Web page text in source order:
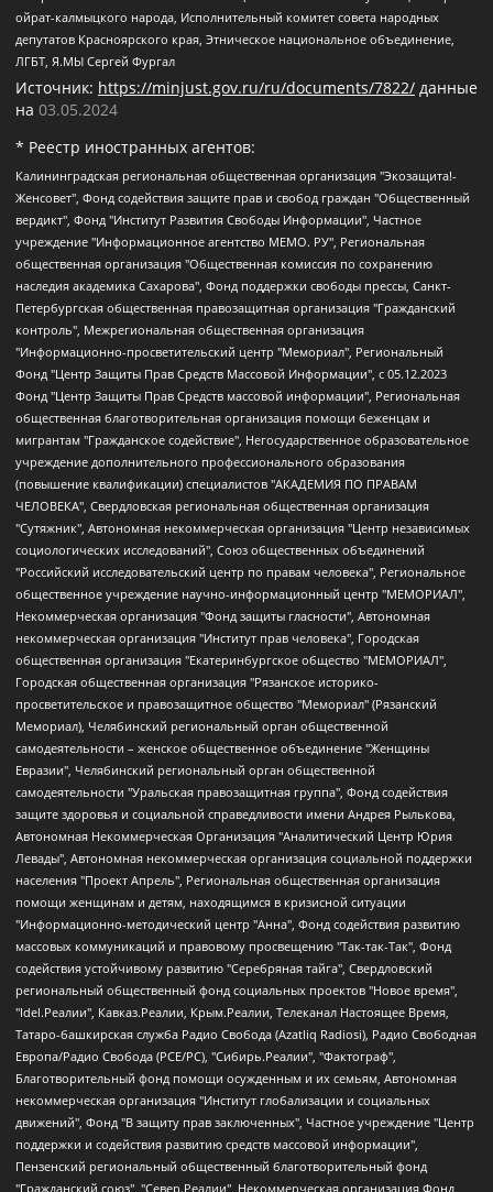
ойрат-калмыцкого народа, Исполнительный комитет совета народных
депутатов Красноярского края, Этническое национальное объединение,
ЛГБТ, Я.МЫ Сергей Фургал
Источник: https://minjust.gov.ru/ru/documents/7822/ данные
на 03.05.2024
* Реестр иностранных агентов:
Калининградская региональная общественная организация "Экозащита!-Женсовет", Фонд содействия защите прав и свобод граждан "Общественный вердикт", Фонд "Институт Развития Свободы Информации", Частное учреждение "Информационное агентство МЕМО. РУ", Региональная общественная организация "Общественная комиссия по сохранению наследия академика Сахарова", Фонд поддержки свободы прессы, Санкт-Петербургская общественная правозащитная организация "Гражданский контроль", Межрегиональная общественная организация "Информационно-просветительский центр "Мемориал", Региональный Фонд "Центр Защиты Прав Средств Массовой Информации", с 05.12.2023 Фонд "Центр Защиты Прав Средств массовой информации", Региональная общественная благотворительная организация помощи беженцам и мигрантам "Гражданское содействие", Негосударственное образовательное учреждение дополнительного профессионального образования (повышение квалификации) специалистов "АКАДЕМИЯ ПО ПРАВАМ ЧЕЛОВЕКА", Свердловская региональная общественная организация "Сутяжник", Автономная некоммерческая организация "Центр независимых социологических исследований", Союз общественных объединений "Российский исследовательский центр по правам человека", Региональное общественное учреждение научно-информационный центр "МЕМОРИАЛ", Некоммерческая организация "Фонд защиты гласности", Автономная некоммерческая организация "Институт прав человека", Городская общественная организация "Екатеринбургское общество "МЕМОРИАЛ", Городская общественная организация "Рязанское историко-просветительское и правозащитное общество "Мемориал" (Рязанский Мемориал), Челябинский региональный орган общественной самодеятельности – женское общественное объединение "Женщины Евразии", Челябинский региональный орган общественной самодеятельности "Уральская правозащитная группа", Фонд содействия защите здоровья и социальной справедливости имени Андрея Рылькова, Автономная Некоммерческая Организация "Аналитический Центр Юрия Левады", Автономная некоммерческая организация социальной поддержки населения "Проект Апрель", Региональная общественная организация помощи женщинам и детям, находящимся в кризисной ситуации "Информационно-методический центр "Анна", Фонд содействия развитию массовых коммуникаций и правовому просвещению "Так-так-Так", Фонд содействия устойчивому развитию "Серебряная тайга", Свердловский региональный общественный фонд социальных проектов "Новое время", "Idel.Реалии", Кавказ.Реалии, Крым.Реалии, Телеканал Настоящее Время, Татаро-башкирская служба Радио Свобода (Azatliq Radiosi), Радио Свободная Европа/Радио Свобода (PCE/PC), "Сибирь.Реалии", "Фактограф", Благотворительный фонд помощи осужденным и их семьям, Автономная некоммерческая организация "Институт глобализации и социальных движений", Фонд "В защиту прав заключенных", Частное учреждение "Центр поддержки и содействия развитию средств массовой информации", Пензенский региональный общественный благотворительный фонд "Гражданский союз", "Север.Реалии", Некоммерческая организация Фонд "Правовая инициатива", Общество с ограниченной ответственностью "Радио Свободная Европа/Радио Свобода", Чешское информационное агентство "MEDIUM-ORIENT", Красноярская региональная общественная организация "Мы против СПИДа", Камалягин Денис Николаевич, Маркелов Сергей Евгеньевич, Пономарев Лев Александрович, Савицкая Людмила Алексеевна, Автономная некоммерческая организация "Центр по работе с проблемой насилия "НАСИЛИЮ.НЕТ", Межрегиональный профессиональный союз работников здравоохранения "Альянс врачей", Юридическое лицо, зарегистрированное в Латвийской Республике, SIA "Medusa Project" (регистрационный номер 40103797863, дата регистрации 10.06.2014), Некоммерческая организация "Фонд по борьбе с коррупцией", Автономная некоммерческая организация "Институт права и публичной политики", Баданин Роман Сергеевич, Гликин Максим Александрович, Железнова Мария Михайловна, Лукьянова Юлия Сергеевна, Маетная Елизавета Витальевна, Маняхин Петр Борисович, Чуракова Ольга Владимировна, Ярош Юлия Петровна, Юридическое лицо "The Insider SIA", зарегистрированное в Риге, Латвийская Республика (дата регистрации 26.06.2015), являющееся администратором доменного имени интернет-издания "The Insider SIA", https://theins.ru, Постернак Алексей Евгеньевич, Рубин Михаил Аркадьевич, Анин Роман Александрович, Юридическое лицо Istories fonds, зарегистрированное в Латвийской Республике (регистрационный номер 50008295751, дата регистрации 24.02.2020), Великовский Дмитрий Александрович, Долинина Ирина Николаевна, Мароховская Алеся Алексеевна, Шлейнов Роман Юрьевич, Шмагун Олеся Валентиновна, Общество с ограниченной ответственностью "Альтаир 2021", Общество с ограниченной ответственностью "Вега 2021", Общество с ограниченной ответственностью "Главный редактор 2021", Общество с ограниченной ответственностью "Ромашки монолит", Важенков Артем Валерьевич, Ивановская областная общественная организация "Центр гендерных исследований", Гурман Юрий Альбертович, Медиапроект "ОВД-Инфо", Егоров Владимир Владимирович, Жилинский Владимир Александрович, Общество с ограниченной ответственностью "ЗП", Иванова София Юрьевна, Карезина Инна Павловна, Кильтау Екатерина Викторовна, Петров Алексей Викторович, Пискунов Сергей Евгеньевич, Смирнов Сергей Сергеевич, Тихонов Михаил Сергеевич, Общество с ограниченной ответственностью "ЖУРНАЛИСТ-ИНОСТРАННЫЙ АГЕНТ", Арапова Галина Юрьевна, Вольтская Татьяна Анатольевна, Американская компания "Mason G.E.S. Anonymous Foundation" (США), являющаяся владельцем интернет-издания https://mnews.world/, Компания "Stichting Bellingcat", зарегистрированная в Нидерландах (дата регистрации 11.07.2018), Захаров Андрей Вячеславович, Клепиковская Екатерина Дмитриевна, Общество с ограниченной ответственностью "МЕМО", Перл Роман Александрович, Симонов Евгений Алексеевич, Соловьева Елена Анатольевна, Сотников Даниил Владимирович, Сурначева Елизавета Дмитриевна, Автономная некоммерческая организация по защите прав человека и информированию населения "Якутия – Наше Мнение", Общество с ограниченной ответственностью "Москоу диджитал медиа", с 26.01.2023 Общество с ограниченной ответственностью "Чайка Белые сады", Ветошкина Валерия Валерьевна, Заговора Максим Александрович, Межрегиональное общественное движение "Российская ЛГБТ - сеть", Оленичев Максим Владимирович, Павлов Иван Юрьевич, Скворцова Елена Сергеевна, Общество с ограниченной ответственностью "Как бы инагент", Кочетков Игорь Викторович, Общество с ограниченной ответственностью "Честные выборы", Еланчик Олег Александрович, Общество с ограниченной ответственностью "Нобелевский призыв", Гималова Регина Эмилевна, Григорьев Андрей Валерьевич, Григорьева Алина Александровна, Ассоциация по содействию защите прав призывников, альтернативнослужащих и военнослужащих "Правозащитная группа "Гражданин.Армия.Право", Хисамова Регина Фаритовна, Автономная некоммерческая организация по реализации социально-правовых программ "Лилит", Дальневосточное общественное движение "Маяк", Санкт-Петербургская ЛГБТ-инициативная группа "Выход", Инициативная группа ЛГБТ+ "Реверс", Алексеев Андрей Викторович, Бекбулатова Таисия Львовна, Беляев Иван Михайлович, Владыкина Елена Сергеевна, Гельман Марат Александрович, Никульшина Вероника Юрьевна, Толоконникова Надежда Андреевна, Шендерович Виктор Анатольевич, Общество с ограниченной ответственностью "Данное сообщение", Общество с ограниченной ответственностью Издательский дом "Новая глава", Айнбиндер Александра Александровна, Московский комьюнити-центр для ЛГБТ+инициатив, Благотворительный фонд развития филантропии, Deutsche Welle (Германия, Kurt-Schumacher-Strasse 3, 53113 Bonn), Борзунова Мария Михайловна, Воробьев Виктор Викторович, Голубева Анна Львовна, Константинова Алла Михайловна, Малкова Ирина Владимировна, Мурадов Мурад Абдулгалимович, Осетинская Елизавета Николаевна, Понасенков Евгений Николаевич, Ганапольский Матвей Юрьевич, Киселев Евгений Алексеевич, Борухович Ирина Григорьевна, Дремин Иван Тимофеевич, Дубровский Дмитрий Викторович, Красноярская региональная общественная организация поддержки и развития альтернативных образовательных технологий и межкультурных коммуникаций "ИНТЕРРА", Маяковская Екатерина Алексеевна, Фейгин Марк Захарович, Филимонов Андрей Викторович, Дзугкоева Регина Николаевна, Доброхотов Роман Александрович, Дудь Юрий Александрович, Елкин Сергей Владимирович, Кругликов Кирилл Игоревич, Сабунаева Мария Леонидовна, Семенов Алексей Владимирович, Шаинян Карен Багратович, Шульман Екатерина Михайловна, Асафьев Артур Валерьевич, Вахштайн Виктор Семенович, Венедиктов Алексей Алексеевич, Лушникова Екатерина Евгеньевна, Волков Леонид Михайлович, Невзоров Александр Глебович, Пархоменко Сергей Борисович, Сироткин Ярослав Николаевич, Кара-Мурза Владимир Владимирович, Баранова Наталья Владимировна, Гозман Леонид Яковлевич, Кагарлицкий Борис Юльевич, Климарев Михаил Валерьевич, Милов Владимир Станиславович, Автономная некоммерческая организация Краснодарский центр современного искусства "Типография", Моргенштерн Алишер Тагирович, Соболь Любовь Эдуардовна, Общество с ограниченной ответственностью "ЛИЗА НОРМ", Каспаров Гарри Кимович, Ходорковский Михаил Борисович, Общество с ограниченной ответственностью "Апрельские тезисы", Данилович Ирина Брониславовна, Кашин Олег Владимирович, Петров Николай Владимирович, Пивоваров Алексей Владимирович, Соколов Михаил Владимирович, Цветкова Юлия Владимировна, Чичваркин Евгений Александрович, Комитет против пыток/Команда против пыток, Общество с ограниченной ответственностью "Первый научный", Общество с ограниченной ответственностью "Вертолет и ко", Белоцерковская Вероника Борисовна, Кац Максим Евгеньевич, Лазарева Татьяна Юрьевна, Шаведдинов Руслан Табризович, Яшин Илья Валерьевич, Общество с ограниченной ответственностью "Иноагент ААВ", Алешковский Дмитрий Петрович, Альбац Евгения Марковна, Быков Дмитрий Львович, Галямина Юлия Евгеньевна, Лойко Сергей Леонидович, Мартынов Кирилл Константинович, Медведев Сергей Александрович, Крашенинников Федор Геннадиевич, Гордеева Катерина Вл